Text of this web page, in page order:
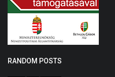
RANDOM POSTS